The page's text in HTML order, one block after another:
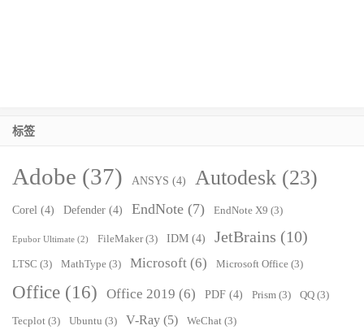
标签
Adobe (37) ANSYS (4) Autodesk (23)
Corel (4) Defender (4) EndNote (7) EndNote X9 (3)
Epubor Ultimate (2) FileMaker(3) IDM (4) JetBrains (10)
LTSC (3) MathType (3) Microsoft (6) Microsoft Office (3)
Office (16) Office 2019 (6) PDF (4) Prism (3) QQ (3)
Tecplot (3) Ubuntu (3) V-Ray (5) WeChat (3)